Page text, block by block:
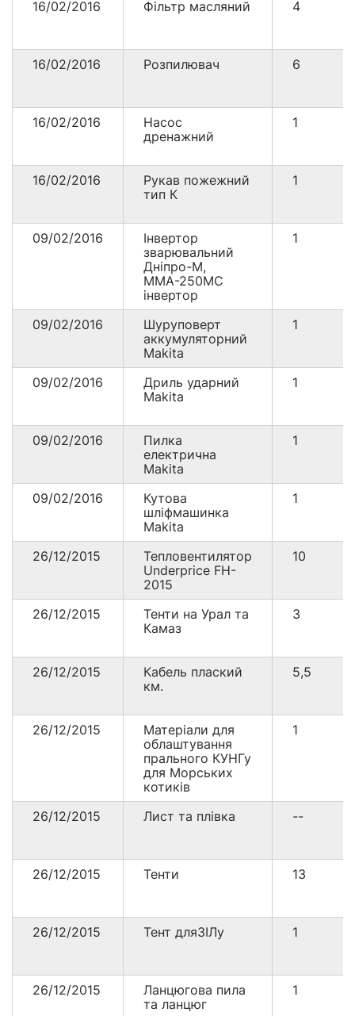
16/02/2016 Фільтр масляний 4
16/02/2016 Розпилювач 6
16/02/2016
Насос
дренажний
1
16/02/2016
Рукав пожежний
тип К
1
09/02/2016
Інвертор
зварювальний
Дніпро-М,
ММА-250МС
інвертор
1
09/02/2016
Шуруповерт
аккумуляторний
Makita
1
09/02/2016
Дриль ударний
Makita
1
09/02/2016
Пилка
електрична
Makita
1
09/02/2016
Кутова
шліфмашинка
Makita
1
26/12/2015
Тепловентилятор
Underprice FH-
2015
10
26/12/2015
Тенти на Урал та
Камаз
3
26/12/2015
Кабель плаский
км.
5,5
26/12/2015
Матеріали для
облаштування
прального КУНГу
для Морських
котиків
1
26/12/2015 Лист та плівка --
26/12/2015 Тенти 13
26/12/2015 Тент дляЗІЛу 1
26/12/2015
Ланцюгова пила
та ланцюг
1